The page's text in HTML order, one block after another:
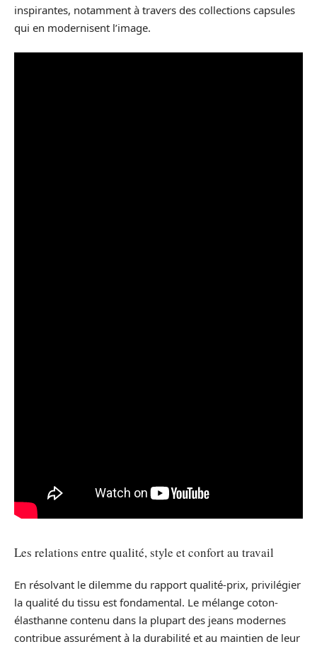
inspirantes, notamment à travers des collections capsules
qui en modernisent l’image.
Les relations entre qualité, style et confort au travail
En résolvant le dilemme du rapport qualité-prix, privilégier
la qualité du tissu est fondamental. Le mélange coton-
élasthanne contenu dans la plupart des jeans modernes
contribue assurément à la durabilité et au maintien de leur